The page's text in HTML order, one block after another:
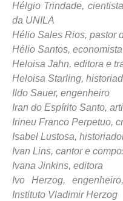
Hélgio Trindade,
da UNILA
Hélio Sales Rios, pastor
Hélio Santos, economista
Heloisa Jahn, editora e
Heloisa Starling,
Ildo Sauer, engenheiro
Iran do Espírito Santo,
Irineu Franco Perpetuo,
Isabel Lustosa,
Ivan Lins, cantor e
Ivana Jinkins, editora
Ivo Herzog,
Instituto Vladimir Herzog